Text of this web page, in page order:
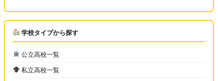
学校タイプから探す
公立高校一覧
私立高校一覧